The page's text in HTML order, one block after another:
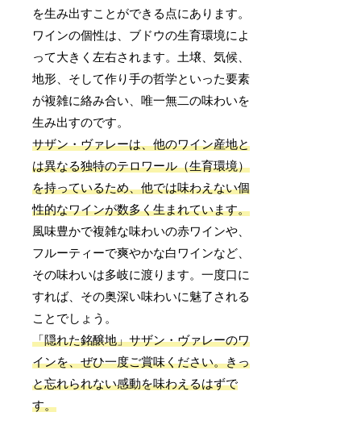
を生み出すことができる点にあります。
ワインの個性は、ブドウの生育環境によ
って大きく左右されます。土壌、気候、
地形、そして作り手の哲学といった要素
が複雑に絡み合い、唯一無二の味わいを
生み出すのです。
サザン・ヴァレーは、他のワイン産地と
は異なる独特のテロワール（生育環境）
を持っているため、他では味わえない個
性的なワインが数多く生まれています。
風味豊かで複雑な味わいの赤ワインや、
フルーティーで爽やかな白ワインなど、
その味わいは多岐に渡ります。一度口に
すれば、その奥深い味わいに魅了される
ことでしょう。
「隠れた銘醸地」サザン・ヴァレーのワ
インを、ぜひ一度ご賞味ください。きっ
と忘れられない感動を味わえるはずで
す。